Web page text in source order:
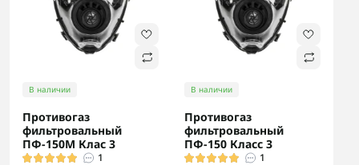
В наличии
Противогаз
фильтровальный
ПФ-150М Клас 3
1
В наличии
Противогаз
фильтровальный
ПФ-150 Класс 3
1